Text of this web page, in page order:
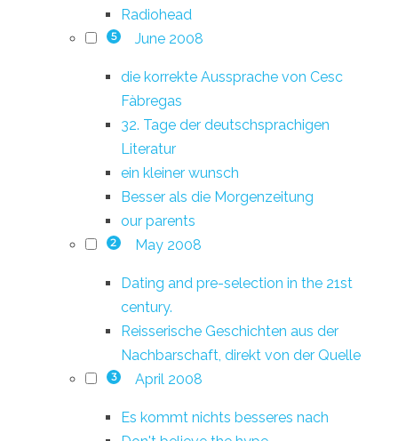
Radiohead
5 June 2008
die korrekte Aussprache von Cesc
Fàbregas
32. Tage der deutschsprachigen
Literatur
ein kleiner wunsch
Besser als die Morgenzeitung
our parents
2 May 2008
Dating and pre-selection in the 21st
century.
Reisserische Geschichten aus der
Nachbarschaft, direkt von der Quelle
3 April 2008
Es kommt nichts besseres nach